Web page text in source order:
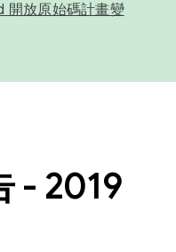
開放原始碼計畫變
- 2019